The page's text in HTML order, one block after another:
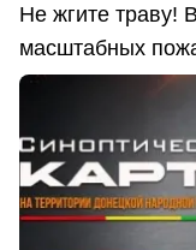
Не жгите траву!
масштабных